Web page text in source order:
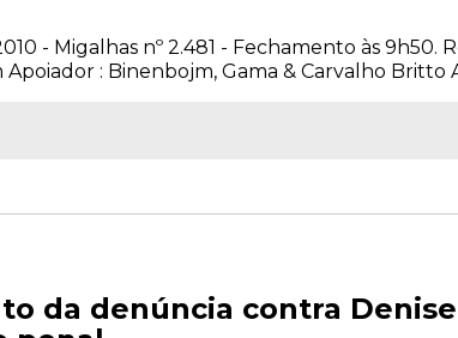
- Migalhas nº 2.481 - Fechamento às 9h50.
: Binenbojm, Gama & Carvalho Britto
da denúncia contra